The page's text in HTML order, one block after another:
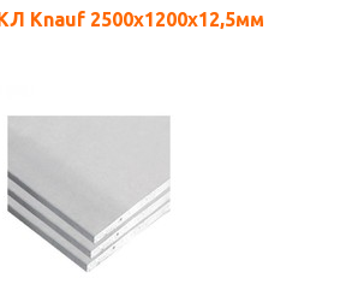
Knauf 2500х1200х12,5мм